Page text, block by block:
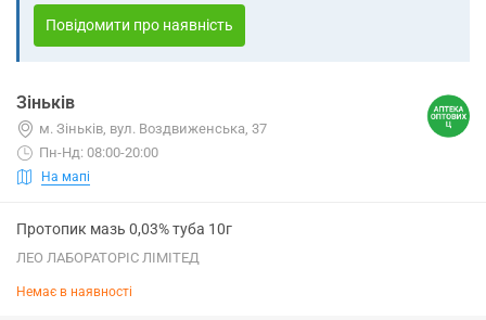
Повідомити про наявність
Зіньків
м. Зіньків, вул. Воздвиженська, 37
Пн-Нд: 08:00-20:00
На мапі
Протопик мазь 0,03% туба 10г
ЛЕО ЛАБОРАТОРІС ЛІМІТЕД
Немає в наявності